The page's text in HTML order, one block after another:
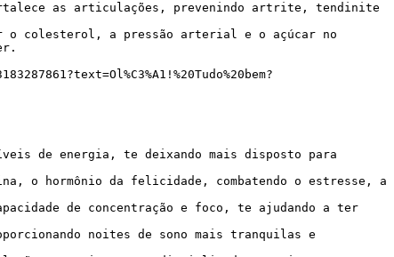
as articulações, prevenindo artrite, tendinite
o colesterol, a pressão arterial e o açúcar no
de energia, te deixando mais disposto para
o hormônio da felicidade, combatendo o estresse, a
de concentração e foco, te ajudando a ter
noites de sono mais tranquilas e